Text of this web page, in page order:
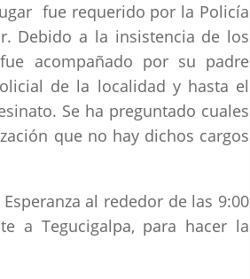
fue requerido por la Policía
Debido a la insistencia de los
acompañado por su padre
de la localidad y hasta el
Se ha preguntado cuales
que no hay dichos cargos
al rededor de las 9:00
a Tegucigalpa, para hacer la